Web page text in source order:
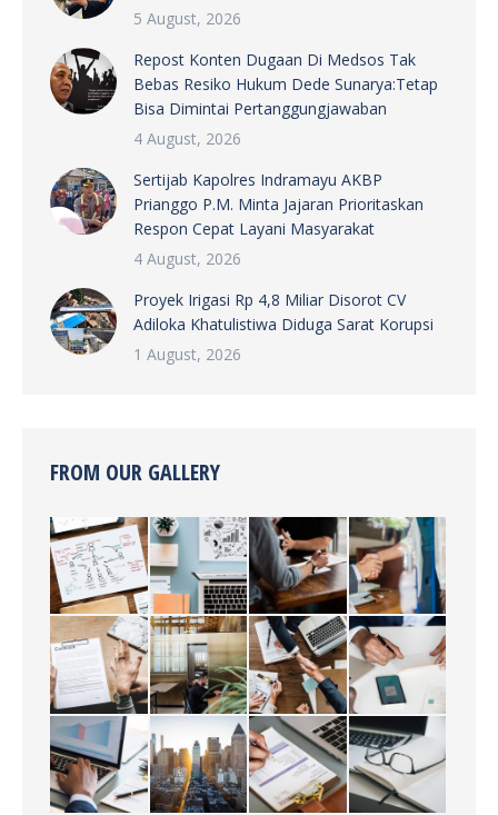
5 August, 2026
Repost Konten Dugaan Di Medsos Tak
Bebas Resiko Hukum Dede Sunarya:Tetap
Bisa Dimintai Pertanggungjawaban
4 August, 2026
Sertijab Kapolres Indramayu AKBP
Prianggo P.M. Minta Jajaran Prioritaskan
Respon Cepat Layani Masyarakat
4 August, 2026
Proyek Irigasi Rp 4,8 Miliar Disorot CV
Adiloka Khatulistiwa Diduga Sarat Korupsi
1 August, 2026
FROM OUR GALLERY